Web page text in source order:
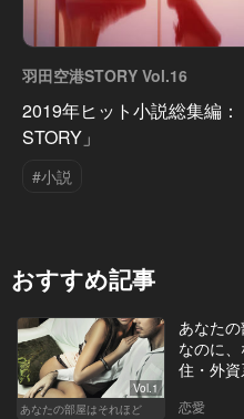
羽田空港STORY Vol.16
2019年ヒット小説総集編
STORY」
#小説
おすすめ記事
Vol.1
あなたの部屋はそれほど
あなた
なのに
住・外
恋愛